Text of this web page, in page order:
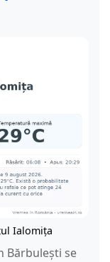
Ialomița
Bărbulești se